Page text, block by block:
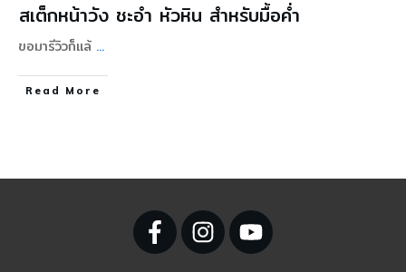
สเต็กหน้าวัง ชะอำ หัวหิน สำหรับมื้อค่ำ
ขอมารีวิวก็แล้ ...
Read More